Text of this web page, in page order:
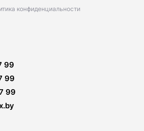
конфиденциальности
99
99
99